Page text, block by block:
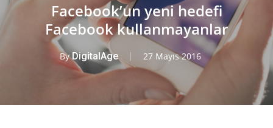
Facebook’un yeni hedefi
Facebook kullanmayanlar
By DigitalAge 27 Mayıs 2016